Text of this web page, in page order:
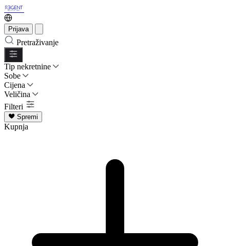
Prijava
Pretraživanje
Tip nekretnine
Sobe
Cijena
Veličina
Filteri
Spremi
Kupnja